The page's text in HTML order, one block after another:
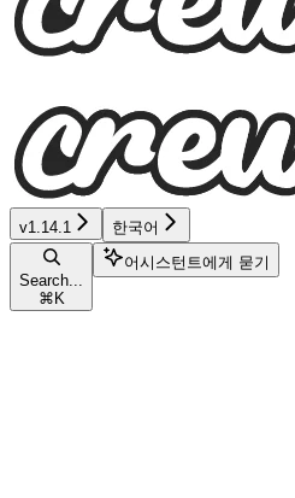
v1.14.1 한국어
Search...
⌘ K
어시스턴트에게 묻기